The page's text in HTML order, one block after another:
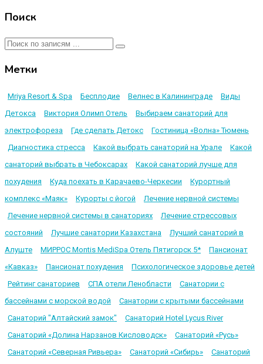
Поиск
Метки
Mriya Resort & Spa Бесплодие Велнес в Калининграде
Виды
Детокса
Виктория Олимп Отель
Выбираем санаторий для
электрофореза
Где сделать Детокс
Гостиница «Волна» Тюмень
Диагностика стресса
Какой выбрать санаторий на Урале
Какой
санаторий выбрать в Чебоксарах
Какой санаторий лучше для
похудения
Куда поехать в Карачаево-Черкесии
Курортный
комплекс «Маяк»
Курорты с йогой
Лечение нервной системы
Лечение нервной системы в санаториях
Лечение стрессовых
состояний
Лучшие санатории Казахстана
Лучший санаторий в
Алуште
МИРРОС Montis MediSpa Отель Пятигорск 5*
Пансионат
«Кавказ»
Пансионат похудения
Психологическое здоровье детей
Рейтинг санаториев
СПА отели Ленобласти
Санатории с
бассейнами с морской водой
Санатории с крытыми бассейнами
Санаторий "Алтайский замок"
Санаторий Hotel Lycus River
Санаторий «Долина Нарзанов Кисловодск»
Санаторий «Русь»
Санаторий «Северная Ривьера»
Санаторий «Сибирь»
Санаторий